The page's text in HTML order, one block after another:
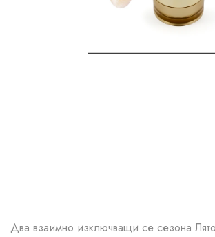
Два взаимно изключващи се сезона